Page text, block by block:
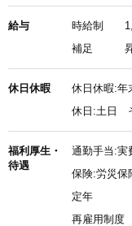
給与 時給制
補足
休日休暇
休日休暇:年
休日:土日
福利厚生・
待遇
通勤手当:
保険:労災
定年
再雇用制度